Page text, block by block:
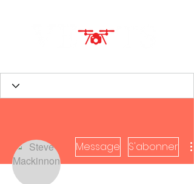
Message S'abonner